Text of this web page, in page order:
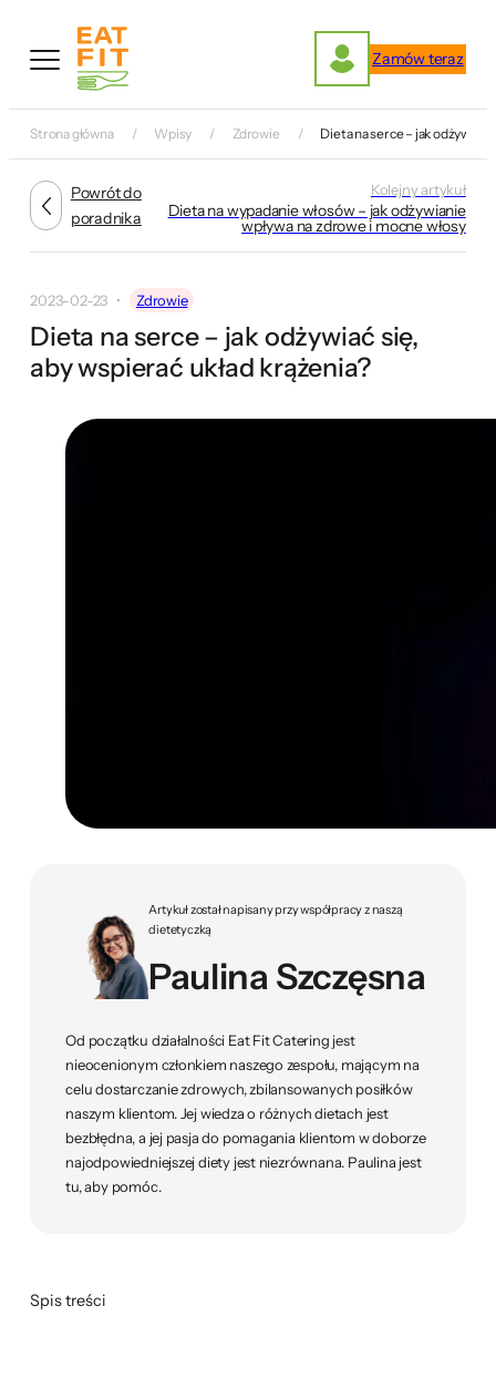
treści
Zamów teraz
Strona główna Wpisy Zdrowie Dieta na serce – jak odżywiać
Powrót do
poradnika
Kolejny artykuł
Dieta na wypadanie włosów – jak odżywianie
wpływa na zdrowe i mocne włosy
2023-02-23 Zdrowie
Dieta na serce – jak odżywiać się,
aby wspierać układ krążenia?
Artykuł został napisany przy współpracy z naszą
dietetyczką
Paulina Szczęsna
Od początku działalności Eat Fit Catering jest
nieocenionym członkiem naszego zespołu, mającym na
celu dostarczanie zdrowych, zbilansowanych posiłków
naszym klientom. Jej wiedza o różnych dietach jest
bezbłędna, a jej pasja do pomagania klientom w doborze
najodpowiedniejszej diety jest niezrównana. Paulina jest
tu, aby pomóc.
Spis treści